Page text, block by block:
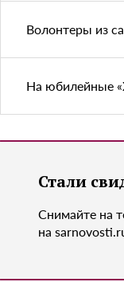
Волонтеры из
На юбилейные
Стали
Снимайте на
на